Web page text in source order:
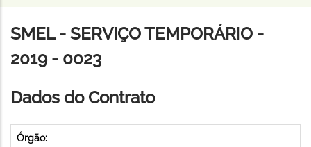
de
navegação
SMEL - SERVIÇO TEMPORÁRIO -
2019 - 0023
Dados do Contrato
Órgão: